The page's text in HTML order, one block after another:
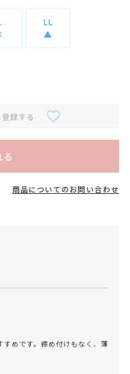
LL
▲
録する
商品についてのお問い合わせ
めです。締め付けもなく、薄